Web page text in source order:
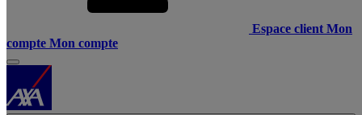
Espace client Mon
compte Mon compte